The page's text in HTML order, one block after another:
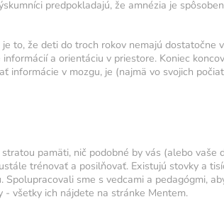
predpokladajú, že amnézia je
to, že deti do troch rokov nemajú dostatočne
a orientáciu v priestore. Koniec
informácie v mozgu, je (najmä vo svojich
pamäti, nič podobné by vás (alebo vaše
trénovať a posilňovať. Existujú stovky a
sme s vedcami a pedagógmi,
- všetky ich nájdete na stránke Mentem.